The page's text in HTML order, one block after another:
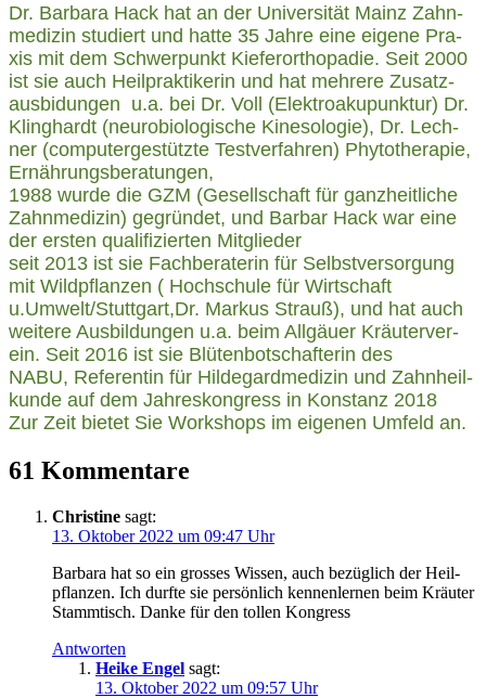
Dr. Bar­ba­ra Hack hat an der Uni­ver­si­tät Mainz Zahn­
me­di­zin stu­diert und hat­te 35 Jah­re eine eige­ne Pra­
xis mit dem Schwer­punkt Kie­fer­or­tho­pa­die. Seit 2000
ist sie auch Heil­prak­ti­ke­rin und hat meh­re­re Zusatz­
aus­bi­dun­gen u.a. bei Dr. Voll (Elek­tro­aku­punk­tur) Dr.
Kling­hardt (neu­ro­bio­lo­gi­sche Kine­so­lo­gie), Dr. Lech­
ner (com­pu­ter­ge­stütz­te Test­ver­fah­ren) Phy­to­the­ra­pie,
Ernährungsberatungen,
1988 wur­de die GZM (Gesell­schaft für ganz­heit­li­che
Zahn­me­di­zin) gegrün­det, und Bar­bar Hack war eine
der ers­ten qua­li­fi­zier­ten Mitglieder
seit 2013 ist sie Fach­be­ra­te­rin für Selbst­ver­sor­gung
mit Wild­pflan­zen ( Hoch­schu­le für Wirt­schaft
u.Umwelt/Stuttgart,Dr. Mar­kus Strauß), und hat auch
wei­te­re Aus­bil­dun­gen u.a. beim All­gäu­er Kräu­ter­ver­
ein. Seit 2016 ist sie Blü­ten­bot­schaf­te­rin des
NABU, Refe­ren­tin für Hil­de­gard­me­di­zin und Zahn­heil­
kun­de auf dem Jah­res­kon­gress in Kon­stanz 2018
Zur Zeit bie­tet Sie Work­shops im eige­nen Umfeld an.
61 Kommentare
Christine sagt:
13. Oktober 2022 um 09:47 Uhr
Bar­ba­ra hat so ein gros­ses Wis­sen, auch bezüg­lich der Heil­
pflan­zen. Ich durf­te sie per­sön­lich ken­nen­ler­nen beim Kräu­ter
Stamm­tisch. Dan­ke für den tol­len Kongress
Antworten
Heike Engel sagt:
13. Oktober 2022 um 09:57 Uhr